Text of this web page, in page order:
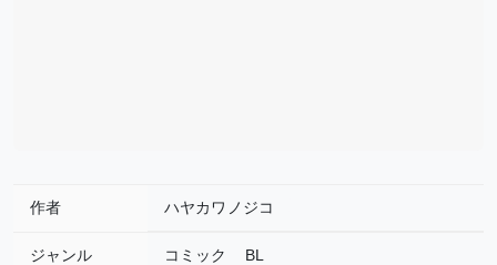
作者 ハヤカワノジコ
ジャンル コミック BL